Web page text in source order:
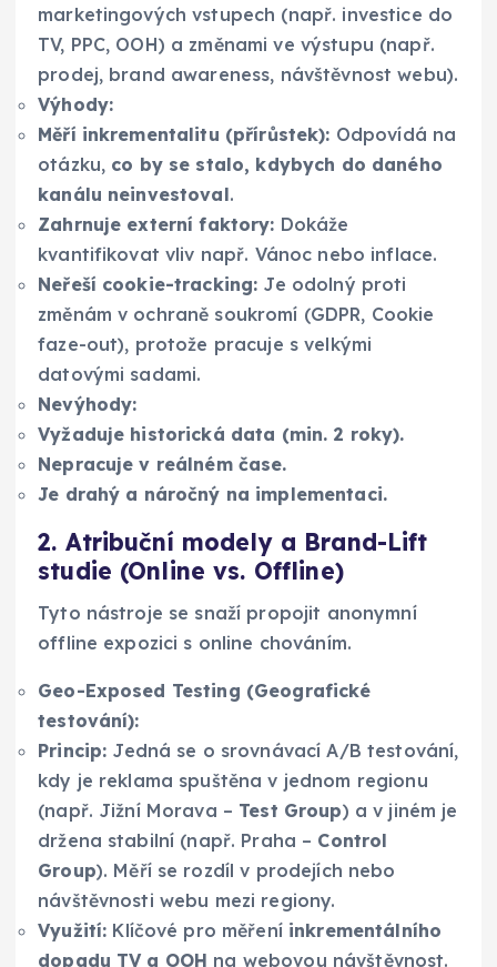
marketingových vstupech (např. investice do
TV, PPC, OOH) a změnami ve výstupu (např.
prodej, brand awareness, návštěvnost webu).
Výhody:
Měří inkrementalitu (přírůstek): Odpovídá na
otázku, co by se stalo, kdybych do daného
kanálu neinvestoval.
Zahrnuje externí faktory: Dokáže
kvantifikovat vliv např. Vánoc nebo inflace.
Neřeší cookie-tracking: Je odolný proti
změnám v ochraně soukromí (GDPR, Cookie
faze-out), protože pracuje s velkými
datovými sadami.
Nevýhody:
Vyžaduje historická data (min. 2 roky).
Nepracuje v reálném čase.
Je drahý a náročný na implementaci.
2. Atribuční modely a Brand-Lift
studie (Online vs. Offline)
Tyto nástroje se snaží propojit anonymní
offline expozici s online chováním.
Geo-Exposed Testing (Geografické
testování):
Princip: Jedná se o srovnávací A/B testování,
kdy je reklama spuštěna v jednom regionu
(např. Jižní Morava – Test Group) a v jiném je
držena stabilní (např. Praha – Control
Group). Měří se rozdíl v prodejích nebo
návštěvnosti webu mezi regiony.
Využití: Klíčové pro měření inkrementálního
dopadu TV a OOH na webovou návštěvnost.